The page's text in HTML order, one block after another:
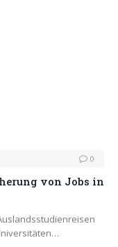
0
von Jobs in